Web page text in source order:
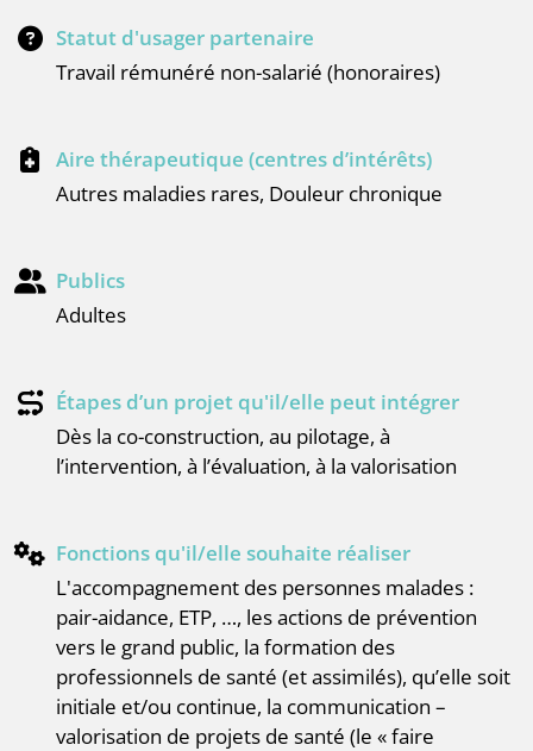
Statut d'usager partenaire
Travail rémunéré non-salarié (honoraires)
Aire thérapeutique (centres d’intérêts)
Autres maladies rares, Douleur chronique
Publics
adultes
Étapes d’un projet qu'il/elle peut intégrer
dès la co-construction, au pilotage, à
l’intervention, à l’évaluation, à la valorisation
Fonctions qu'il/elle souhaite réaliser
l'accompagnement des personnes malades :
pair-aidance, ETP, …, les actions de prévention
vers le grand public, la formation des
professionnels de santé (et assimilés), qu’elle soit
initiale et/ou continue, la communication –
valorisation de projets de santé (le « faire